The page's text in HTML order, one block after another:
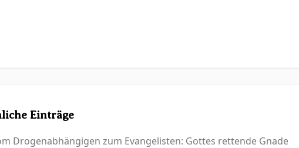
Einträge
Drogenabhängigen zum Evangelisten: Gottes rettende Gnade